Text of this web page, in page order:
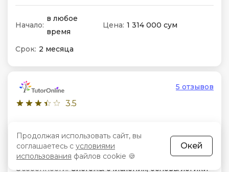
Начало:
в любое
время
Цена: 1 314 000 сум
Срок: 2 месяца
3.5
5 отзывов
Репетитор по информатике за 7 класс
Формат:Онлайн-уроки
Особенности:Системы счисления, основы логики
Продолжая использовать сайт, вы
соглашаетесь с условиями
использования файлов cookie 🍪
Окей